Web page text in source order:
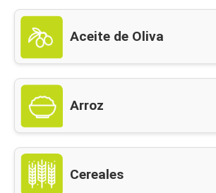
Aceite de Oliva
Arroz
Cereales